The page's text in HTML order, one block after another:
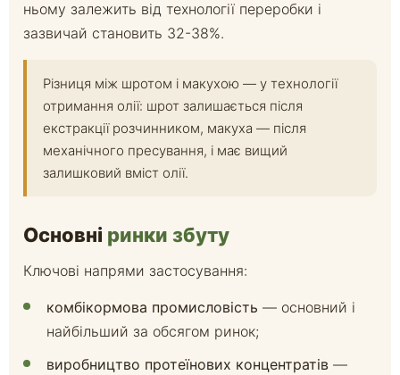
ньому залежить від технології переробки і
зазвичай становить 32-38%.
Різниця між шротом і макухою — у технології
отримання олії: шрот залишається після
екстракції розчинником, макуха — після
механічного пресування, і має вищий
залишковий вміст олії.
Основні ринки збуту
Ключові напрями застосування:
комбікормова промисловість — основний і
найбільший за обсягом ринок;
виробництво протеїнових концентратів —